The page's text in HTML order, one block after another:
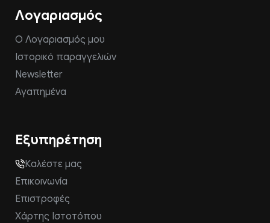
Λογαριασμός
Ο Λογαριασμός μου
Ιστορικό παραγγελιών
Newsletter
Αγαπημένα
Εξυπηρέτηση
Καλέστε μας
Επικοινωνία
Επιστροφές
Χάρτης Ιστοτόπου